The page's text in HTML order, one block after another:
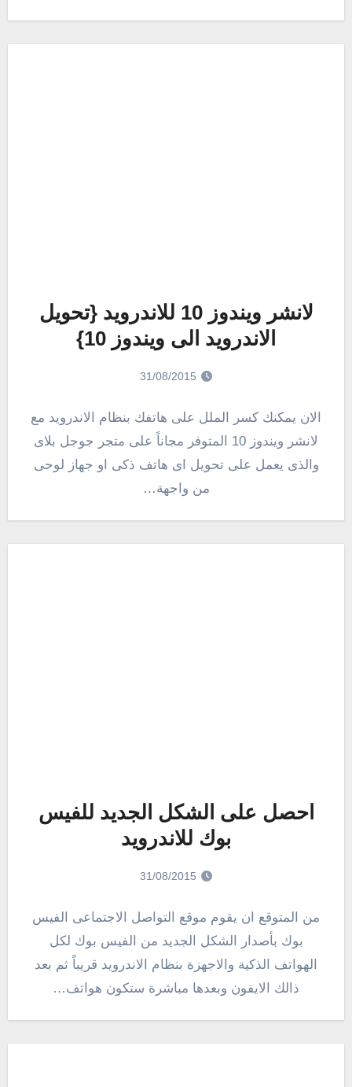
لانشر ويندوز 10 للاندرويد {تحويل
الاندرويد الى ويندوز 10}
31/08/2015
الان يمكنك كسر الملل على هاتفك بنظام الاندرويد مع
لانشر ويندوز 10 المتوفر مجاناً على متجر جوجل بلاى
والذى يعمل على تحويل اى هاتف ذكى او جهاز لوحى
من واجهة…
احصل على الشكل الجديد للفيس
بوك للاندرويد
31/08/2015
من المتوقع ان يقوم موقع التواصل الاجتماعى الفيس
بوك بأصدار الشكل الجديد من الفيس بوك لكل
الهواتف الذكية والاجهزة بنظام الاندرويد قريباً ثم بعد
ذالك الايفون وبعدها مباشرة ستكون هواتف…